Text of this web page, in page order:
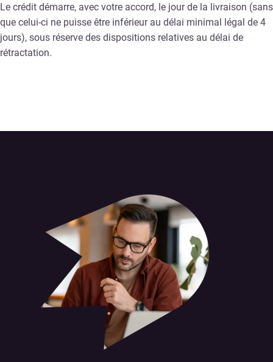
Le crédit démarre, avec votre accord, le jour de la livraison (sans
que celui-ci ne puisse être inférieur au délai minimal légal de 4
jours), sous réserve des dispositions relatives au délai de
rétractation.